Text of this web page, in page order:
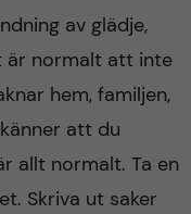
av glädje,
är normalt att inte
hem, familjen,
att du
allt normalt. Ta en
Skriva ut saker